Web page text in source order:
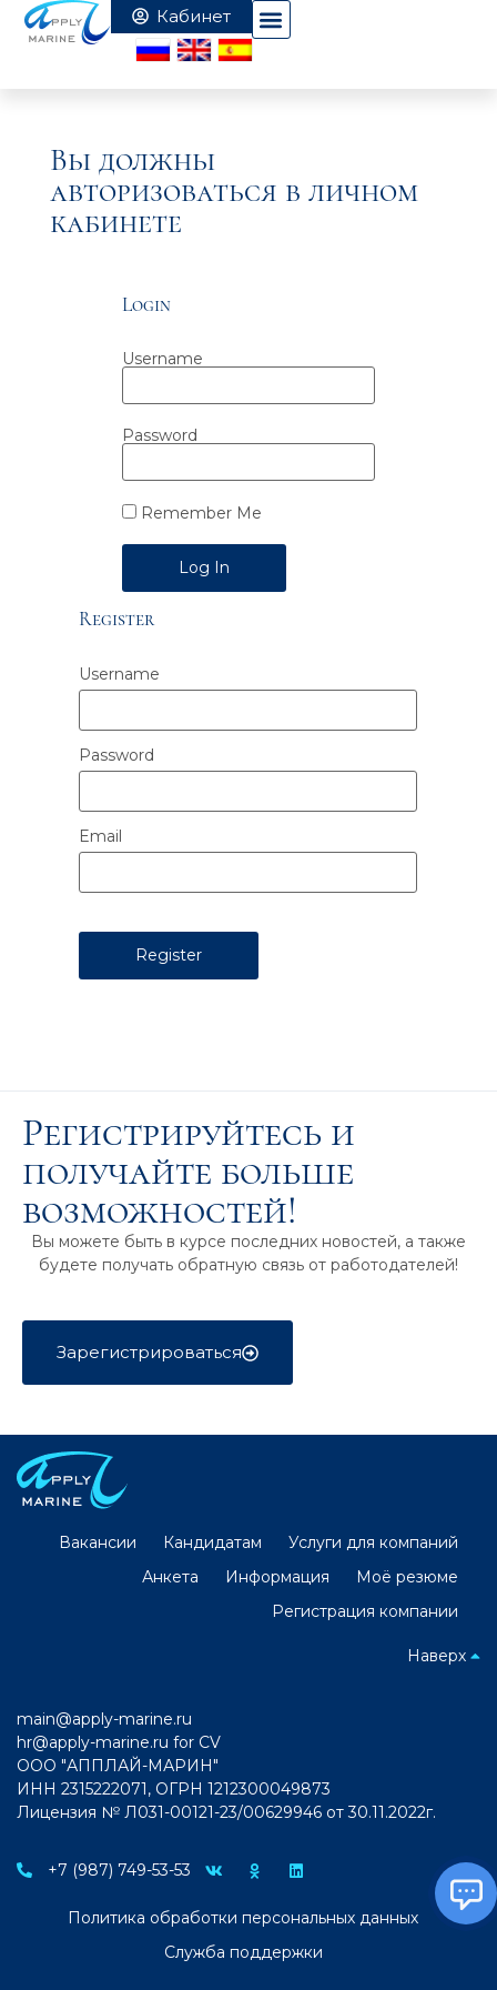
Вы должны
авторизоваться в личном
кабинете
Login
Username
Password
Remember Me
Alternative:
Register
Username
Password
Email
Регистрируйтесь и
получайте больше
возможностей!
Вы можете быть в курсе последних новостей, а также
будете получать обратную связь от работодателей!
Зарегистрироваться
Вакансии Кандидатам
Услуги для компаний
Анкета
Информация
Моё резюме
Регистрация компании
Наверх
main@apply-marine.ru
hr@apply-marine.ru for CV
ООО "АППЛАЙ-МАРИН"
ИНН 2315222071, ОГРН 1212300049873
Лицензия № Л031-00121-23/00629946 от 30.11.2022г.
+7 (987) 749-53-53
Политика обработки персональных данных
Служба поддержки